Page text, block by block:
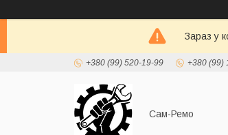
Зараз у
+380 (99) 520-19-99 +380 (99)
Сам-Ремо